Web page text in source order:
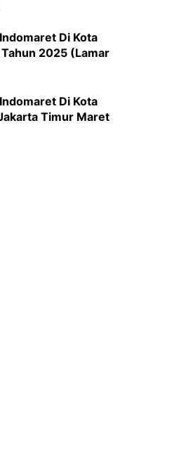
Di Kota
2025 (Lamar
Di Kota
Timur Maret